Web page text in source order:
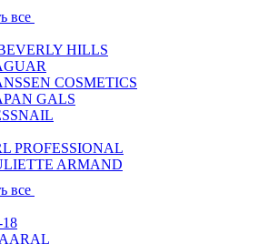
все
HILLS
COSMETICS
GALS
PROFESSIONAL
ARMAND
все